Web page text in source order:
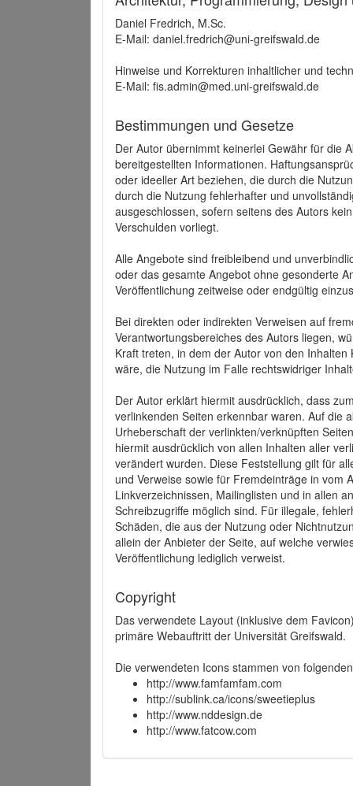
Daniel Fredrich, M.Sc.
E-Mail: daniel.fredrich@uni-greifswald.de
Hinweise und Korrekturen inhaltlicher und
E-Mail: fis.admin@med.uni-greifswald.de
Bestimmungen und Gesetze
Der Autor übernimmt keinerlei Gewähr für die
bereitgestellten Informationen.
oder ideeller Art beziehen, die durch die
durch die Nutzung fehlerhafter und
ausgeschlossen, sofern seitens des Autors
Verschulden vorliegt.
Alle Angebote sind freibleibend und
oder das gesamte Angebot ohne gesonderte
Veröffentlichung zeitweise oder endgültig
Bei direkten oder indirekten Verweisen auf
Verantwortungsbereiches des Autors liegen,
Kraft treten, in dem der Autor von den
wäre, die Nutzung im Falle rechtswidriger
Der Autor erklärt hiermit ausdrücklich, dass
verlinkenden Seiten erkennbar waren. Auf die
Urheberschaft der verlinkten/verknüpften
hiermit ausdrücklich von allen Inhalten aller
verändert wurden. Diese Feststellung gilt für
und Verweise sowie für Fremdeinträge in vom
Linkverzeichnissen, Mailinglisten und in allen
Schreibzugriffe möglich sind. Für illegale,
Schäden, die aus der Nutzung oder
allein der Anbieter der Seite, auf welche
Veröffentlichung lediglich verweist.
Copyright
Das verwendete Layout (inklusive dem
primäre Webauftritt der Universität Greifswald.
Die verwendeten Icons stammen von
http://www.famfamfam.com
http://sublink.ca/icons/sweetieplus
http://www.nddesign.de
http://www.fatcow.com